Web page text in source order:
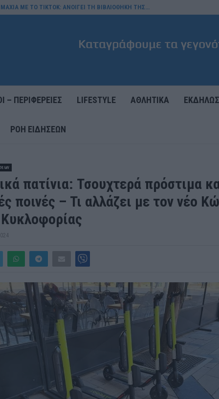
ΜΕ ΤΟ TIKTOK: ΑΝΟΙΓΕΙ ΤΗ ΒΙΒΛΙΟΘΗΚΗ ΤΗΣ…
– ΠΕΡΙΦΕΡΕΙΕΣ LIFESTYLE ΑΘΛΗΤΙΚΑ
ΡΟΉ ΕΙΔΉΣΕΩΝ
πατίνια: Τσουχτερά πρόστιμα
ποινές – Τι αλλάζει με τον νέο